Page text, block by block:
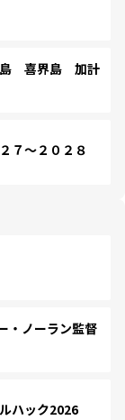
喜界島 加計
～２０２８
・ノーラン監督
ハック2026